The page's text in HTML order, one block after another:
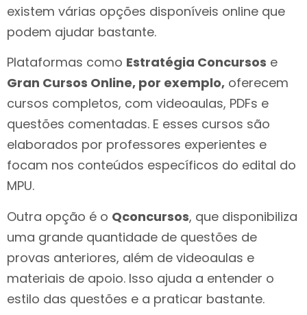
existem várias opções disponíveis online que
podem ajudar bastante.
Plataformas como Estratégia Concursos e
Gran Cursos Online, por exemplo, oferecem
cursos completos, com videoaulas, PDFs e
questões comentadas. E esses cursos são
elaborados por professores experientes e
focam nos conteúdos específicos do edital do
MPU.
Outra opção é o Qconcursos, que disponibiliza
uma grande quantidade de questões de
provas anteriores, além de videoaulas e
materiais de apoio. Isso ajuda a entender o
estilo das questões e a praticar bastante.